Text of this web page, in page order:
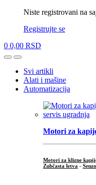
Niste registrovani na
Registrujte se
0 0,00 RSD
OpenClose
Svi artikli
Alati i mašine
Automatizacija
Motori za
Motori za klizne
Zubčasta letva -